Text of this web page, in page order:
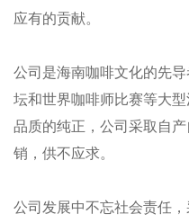
应有的贡献。
公司是海南咖啡文化的先
坛和世界咖啡师比赛等大
品质的纯正，公司采取自
销，供不应求。
公司发展中不忘社会责任